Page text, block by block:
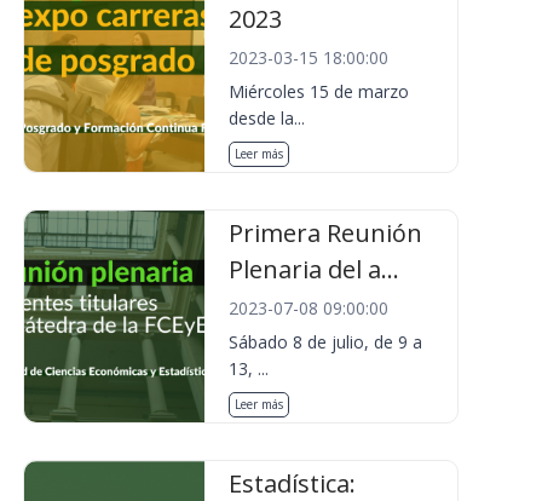
2023
2023-03-15 18:00:00
Miércoles 15 de marzo
desde la...
Leer más
Primera Reunión
Plenaria del a...
2023-07-08 09:00:00
Sábado 8 de julio, de 9 a
13, ...
Leer más
Estadística: